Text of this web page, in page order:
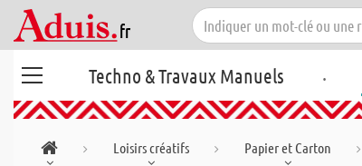
Techno & Travaux Manuels .
Loisirs créatifs Papier et Carton